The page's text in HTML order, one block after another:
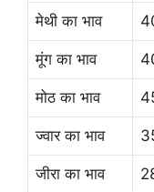
मेथी का भाव
मूंग का भाव
मोठ का भाव
ज्वार का भाव
जीरा का भाव